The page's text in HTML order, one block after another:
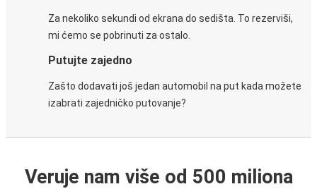
Za nekoliko sekundi od ekrana do sedišta. To rezerviši,
mi ćemo se pobrinuti za ostalo.
Putujte zajedno
Zašto dodavati još jedan automobil na put kada možete
izabrati zajedničko putovanje?
Veruje nam više od 500 miliona